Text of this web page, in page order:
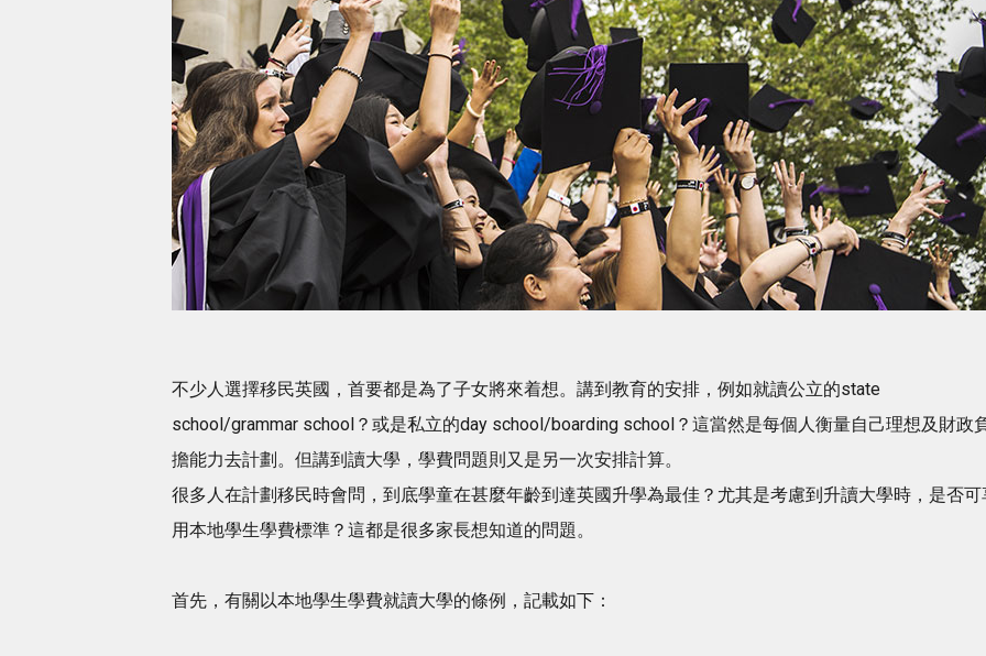
不少人選擇移民英國，首要都是為了子女將來着想。講到教育的安排，例如就讀公立的state
school/grammar school？或是私立的day school/boarding school？這當然是每個人衡量自己理想及財政
擔能力去計劃。但講到讀大學，學費問題則又是另一次安排計算。
很多人在計劃移民時會問，到底學童在甚麼年齡到達英國升學為最佳？尤其是考慮到升讀大學時，是否可
用本地學生學費標準？這都是很多家長想知道的問題。
首先，有關以本地學生學費就讀大學的條例，記載如下：